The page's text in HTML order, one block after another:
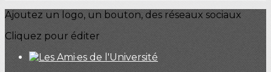
Ajoutez un logo, un bouton, des réseaux sociaux
Cliquez pour éditer